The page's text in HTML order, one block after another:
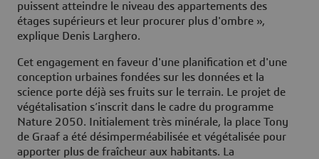
puissent atteindre le niveau des appartements des
étages supérieurs et leur procurer plus d'ombre »,
explique Denis Larghero.
Cet engagement en faveur d'une planification et d'une
conception urbaines fondées sur les données et la
science porte déjà ses fruits sur le terrain. Le projet de
végétalisation s’inscrit dans le cadre du programme
Nature 2050. Initialement très minérale, la place Tony
de Graaf a été désimperméabilisée et végétalisée pour
apporter plus de fraîcheur aux habitants. La